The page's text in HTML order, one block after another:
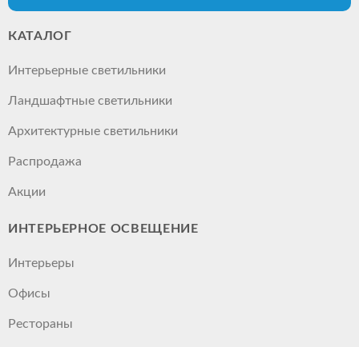
КАТАЛОГ
Интерьерные светильники
Ландшафтные светильники
Архитектурные светильники
Распродажа
Акции
ИНТЕРЬЕРНОЕ ОСВЕЩЕНИЕ
Интерьеры
Офисы
Рестораны